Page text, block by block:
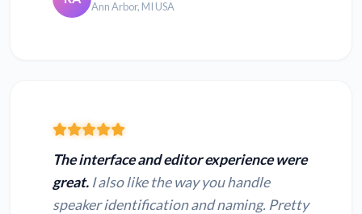
metne dönüştürün
WMV dosyasını metne
dönüştürün
MPG dosyasını metne
dönüştürün
Ann Arbor, MI USA
The interface and editor experience were
great. I also like the way you handle
speaker identification and naming. Pretty